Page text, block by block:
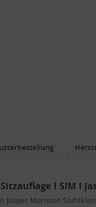
l SIM I
Jasper Morrison